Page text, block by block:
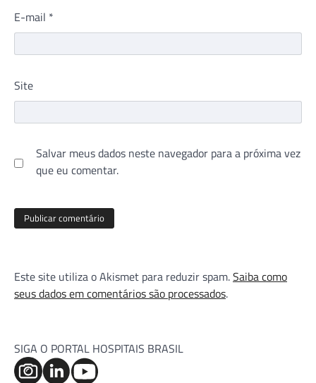
E-mail *
Site
Salvar meus dados neste navegador para a próxima vez
que eu comentar.
Este site utiliza o Akismet para reduzir spam.Saiba como
seus dados em comentários são processados.
SIGA O PORTAL HOSPITAIS BRASIL